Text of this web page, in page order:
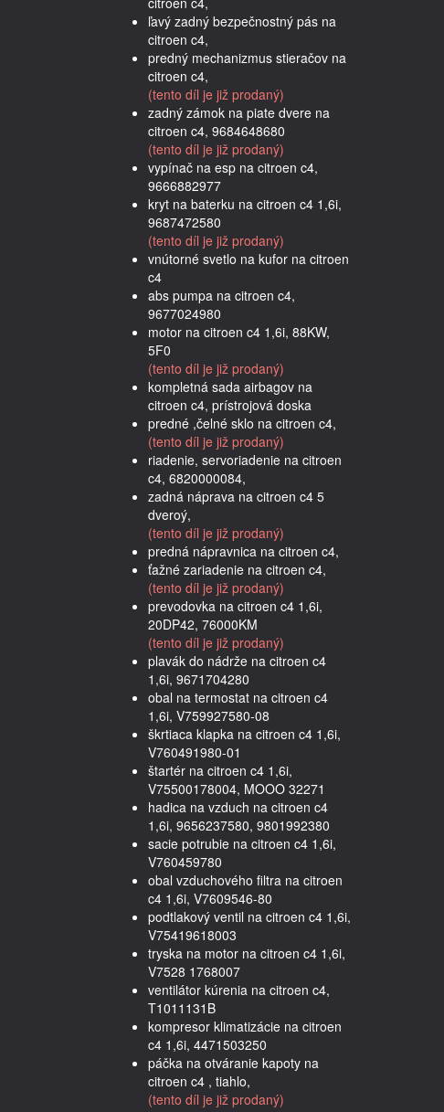
ľavý zadný bezpečnostný pás na
citroen c4,
predný mechanizmus stieračov na
citroen c4,
(tento díl je již prodaný)
zadný zámok na piate dvere na
citroen c4, 9684648680
(tento díl je již prodaný)
vypínač na esp na citroen c4,
9666882977
kryt na baterku na citroen c4 1,6i,
9687472580
(tento díl je již prodaný)
vnútorné svetlo na kufor na citroen
c4
abs pumpa na citroen c4,
9677024980
motor na citroen c4 1,6i, 88KW,
5F0
(tento díl je již prodaný)
kompletná sada airbagov na
citroen c4, prístrojová doska
predné ,čelné sklo na citroen c4,
(tento díl je již prodaný)
riadenie, servoriadenie na citroen
c4, 6820000084,
zadná náprava na citroen c4 5
dveroý,
(tento díl je již prodaný)
predná nápravnica na citroen c4,
ťažné zariadenie na citroen c4,
(tento díl je již prodaný)
prevodovka na citroen c4 1,6i,
20DP42, 76000KM
(tento díl je již prodaný)
plavák do nádrže na citroen c4
1,6i, 9671704280
obal na termostat na citroen c4
1,6i, V759927580-08
škrtiaca klapka na citroen c4 1,6i,
V760491980-01
štartér na citroen c4 1,6i,
V75500178004, MOOO 32271
hadica na vzduch na citroen c4
1,6i, 9656237580, 9801992380
sacie potrubie na citroen c4 1,6i,
V760459780
obal vzduchového filtra na citroen
c4 1,6i, V7609546-80
podtlakový ventil na citroen c4 1,6i,
V75419618003
tryska na motor na citroen c4 1,6i,
V7528 1768007
ventilátor kúrenia na citroen c4,
T1011131B
kompresor klimatizácie na citroen
c4 1,6i, 4471503250
páčka na otváranie kapoty na
citroen c4 , tiahlo,
(tento díl je již prodaný)